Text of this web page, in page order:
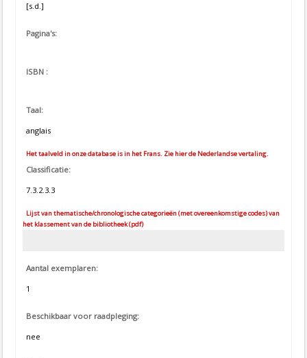
[s.d.]
Pagina's:
ISBN :
Taal:
anglais
Het taalveld in onze database is in het Frans. Zie hier de Nederlandse vertaling.
Classificatie:
7.3.2.3.3
Lijst van thematische/chronologische categorieën (met overeenkomstige codes) van
het klassement van de bibliotheek (pdf)
Aantal exemplaren:
1
Beschikbaar voor raadpleging:
nee